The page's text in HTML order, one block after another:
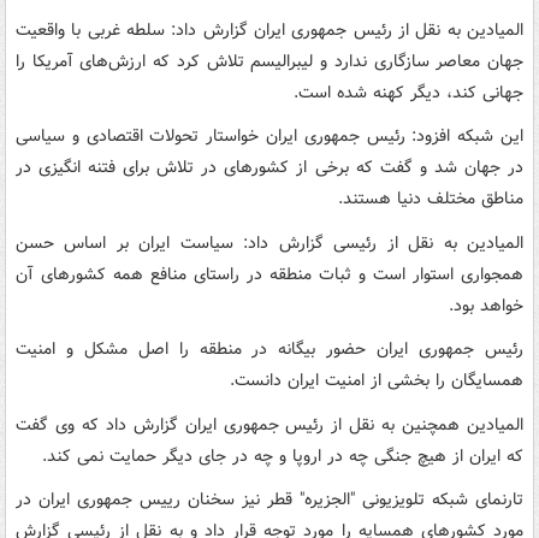
المیادین به نقل از رئیس جمهوری ایران گزارش داد: سلطه غربی با واقعیت
جهان معاصر سازگاری ندارد و لیبرالیسم تلاش کرد که ارزش‌های آمریکا را
جهانی کند، دیگر کهنه شده است.
این شبکه افزود: رئیس جمهوری ایران خواستار تحولات اقتصادی و سیاسی
در جهان شد و گفت که برخی از کشورهای در تلاش برای فتنه انگیزی در
مناطق مختلف دنیا هستند.
المیادین به نقل از رئیسی گزارش داد: سیاست ایران بر اساس حسن
همجواری استوار است و ثبات منطقه در راستای منافع همه کشورهای آن
خواهد بود.
رئیس جمهوری ایران حضور بیگانه در منطقه را اصل مشکل و امنیت
همسایگان را بخشی از امنیت ایران دانست.
المیادین همچنین به نقل از رئیس جمهوری ایران گزارش داد که وی گفت
که ایران از هیچ جنگی چه در اروپا و چه در جای دیگر حمایت نمی کند.
تارنمای شبکه تلویزیونی "الجزیره" قطر نیز سخنان رییس جمهوری ایران در
مورد کشورهای همسایه را مورد توجه قرار داد و به نقل از رئیسی گزارش